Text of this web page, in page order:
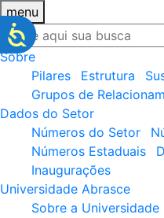
menu
Sobre
Pilares
Estrutura
Grupos de
Dados do Setor
Números do Setor
Números Estaduais
Inaugurações
Universidade Abrasce
Sobre a Universidade